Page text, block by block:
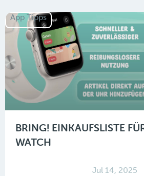
App Tipps
BRING! EINKAUFSLISTE
WATCH
Jul 14, 2025